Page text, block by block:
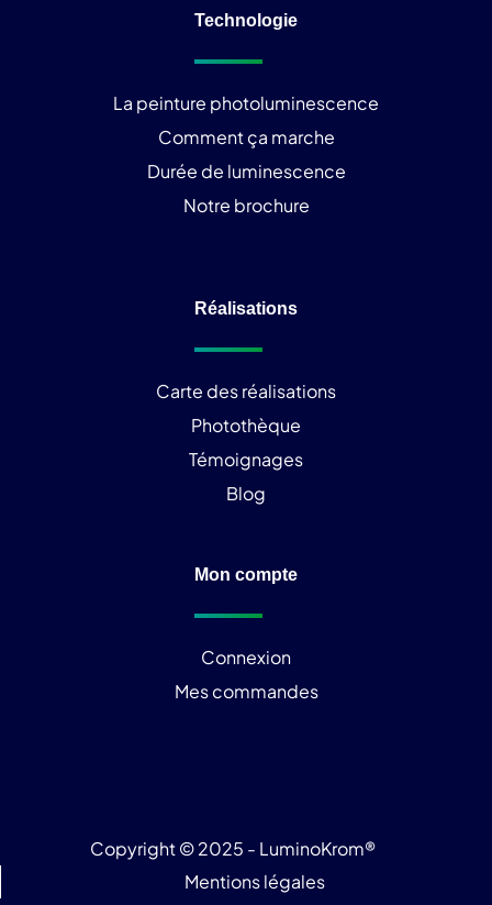
Technologie
La peinture photoluminescence
Comment ça marche
Durée de luminescence
Notre brochure
Réalisations
Carte des réalisations
Photothèque
Témoignages
Blog
Mon compte
Connexion
Mes commandes
Copyright © 2025 - LuminoKrom®
Mentions légales